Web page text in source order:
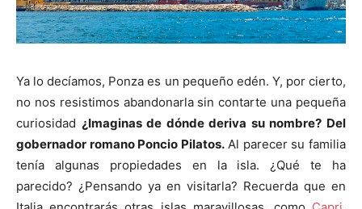
Ya lo decíamos, Ponza es un pequeño edén. Y, por cierto,
no nos resistimos abandonarla sin contarte una pequeña
curiosidad ¿Imaginas de dónde deriva su nombre? Del
gobernador romano Poncio Pilatos.Al parecer su familia
tenía algunas propiedades en la isla. ¿Qué te ha
parecido? ¿Pensando ya en visitarla? Recuerda que en